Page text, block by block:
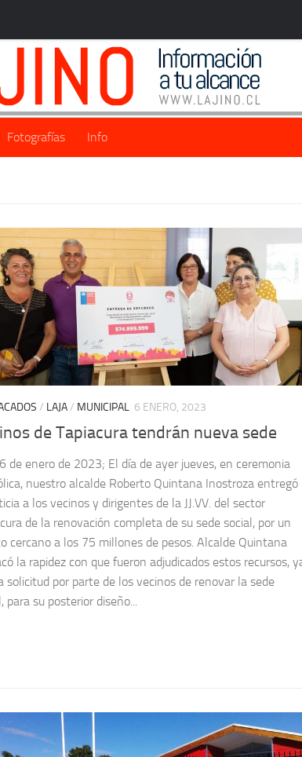
Fotografías Info
/ LAJA/ MUNICIPAL 6 ENERO, 2023
de Tapiacura tendrán nueva sede
de enero de 2023; El día de ayer jueves, en ceremonia
nuestro alcalde Roberto Quintana Inostroza entregó
a los vecinos y dirigentes de la JJ.VV. del sector
de la renovación completa de su sede social, por un
cercano a los 75 millones de pesos. Alcalde Quintana
la rapidez con que fueron adjudicados estos recursos,
solicitud por parte de los vecinos de renovar la sede
para su posterior diseño...